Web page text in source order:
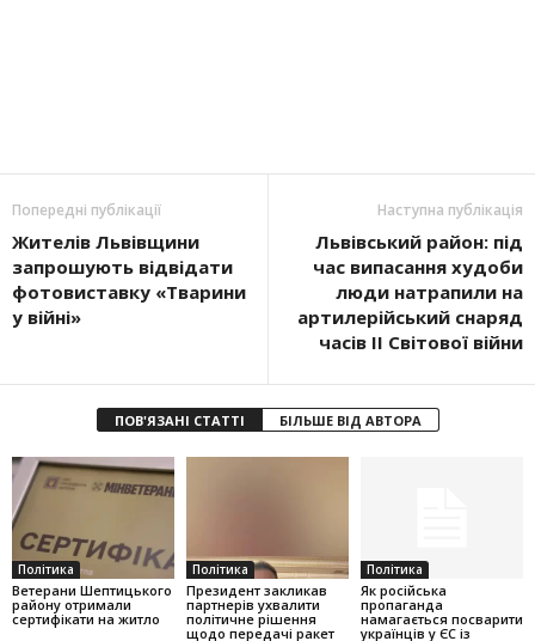
Попередні публікації
Жителів Львівщини
запрошують відвідати
фотовиставку «Тварини
у війні»
Наступна публікація
Львівський район: під
час випасання худоби
люди натрапили на
артилерійський снаряд
часів ІІ Світової війни
ПОВ'ЯЗАНІ СТАТТІ БІЛЬШЕ ВІД АВТОРА
Політика
Ветерани Шептицького
району отримали
сертифікати на житло
Політика
Президент закликав
партнерів ухвалити
політичне рішення
щодо передачі ракет
Політика
Як російська
пропаганда
намагається посварити
українців у ЄС із